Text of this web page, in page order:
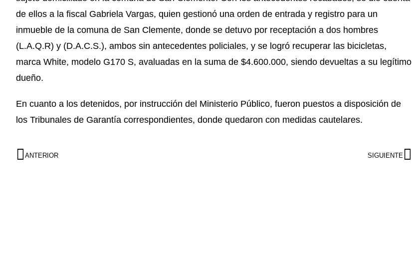
de ellos a la fiscal Gabriela Vargas, quien gestionó una orden de entrada y registro para un
inmueble de la comuna de San Clemente, donde se detuvo por receptación a dos hombres
(L.A.Q.R) y (D.A.C.S.), ambos sin antecedentes policiales, y se logró recuperar las bicicletas,
marca White, modelo G170 S, avaluadas en la suma de $4.600.000, siendo devueltas a su legítimo
dueño.
En cuanto a los detenidos, por instrucción del Ministerio Público, fueron puestos a disposición de
los Tribunales de Garantía correspondientes, donde quedaron con medidas cautelares.
ANTERIOR SIGUIENTE